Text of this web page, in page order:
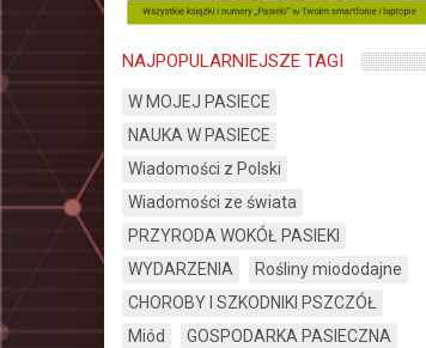
NAJPOPULARNIEJSZE TAGI
W MOJEJ PASIECE
NAUKA W PASIECE
Wiadomości z Polski
Wiadomości ze świata
PRZYRODA WOKÓŁ PASIEKI
WYDARZENIA
Rośliny miododajne
CHOROBY I SZKODNIKI PSZCZÓŁ
Miód
GOSPODARKA PASIECZNA